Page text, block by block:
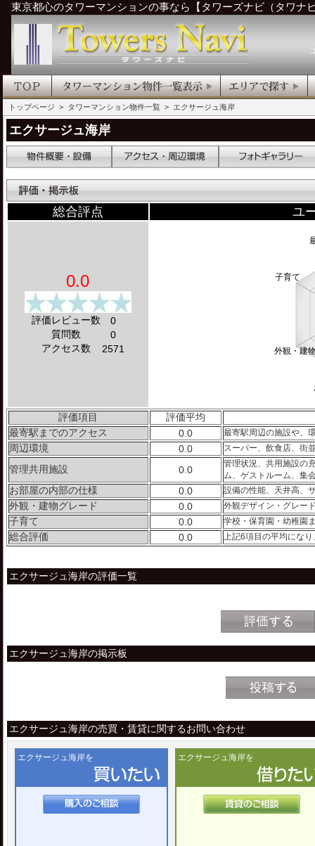
東京都心のタワーマンションの事なら【タワーズナビ（タワナ
トップページ > タワーマンション物件一覧 > エクサージュ海岸
エクサージュ海岸
総合評点 ユ
0.0
評価レビュー数
0
質問数
0
アクセス数
2571 外観・建
子育て
評価項目
評価平均
最寄駅までのアクセス
0.0 最寄駅周辺の施設や、
周辺環境 0.0 スーパー、飲食店、街
管理共用施設 0.0
管理状況、共用施設の
ム、ゲストルーム、集
お部屋の内部の仕様 0.0 設備の性能、天井高、
外観・建物グレード 0.0 外観デザイン・グレー
子育て 0.0 学校・保育園・幼稚園
総合評価 0.0 上記6項目の平均になり
エクサージュ海岸の評価一覧
エクサージュ海岸の掲示板
エクサージュ海岸の売買・賃貸に関するお問い合わせ
エクサージュ海岸を エクサージュ海岸を